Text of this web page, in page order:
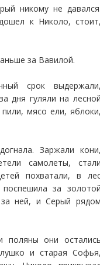
никому не
к Николо,
за Вавилой.
срок
дня гуляли на
мясо ели,
Заржали
самолеты,
похватали, в
за
ней, и Серый
поляны они
и старая